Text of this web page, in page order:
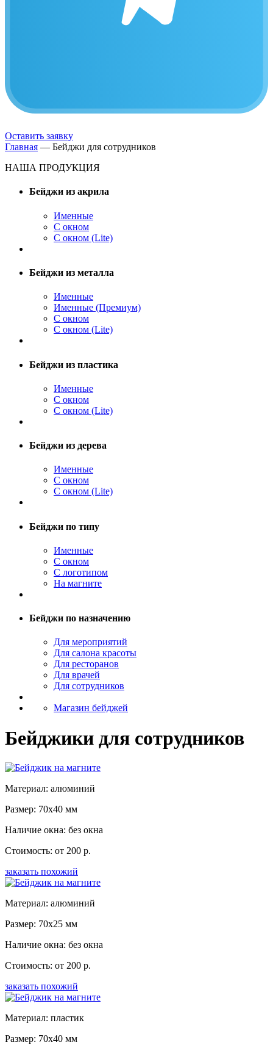
Оставить заявку
Главная — Бейджи для сотрудников
НАША ПРОДУКЦИЯ
Бейджи из акрила
Именные
С окном
С окном (Lite)
Бейджи из металла
Именные
Именные (Премиум)
С окном
С окном (Lite)
Бейджи из пластика
Именные
С окном
С окном (Lite)
Бейджи из дерева
Именные
С окном
С окном (Lite)
Бейджи по типу
Именные
С окном
С логотипом
На магните
Бейджи по назначению
Для мероприятий
Для салона красоты
Для ресторанов
Для врачей
Для сотрудников
Магазин бейджей
Бейджики для сотрудников
Материал: алюминий
Размер: 70x40 мм
Наличие окна: без окна
Стоимость: от 200 р.
заказать похожий
Материал: алюминий
Размер: 70x25 мм
Наличие окна: без окна
Стоимость: от 200 р.
заказать похожий
Материал: пластик
Размер: 70x40 мм